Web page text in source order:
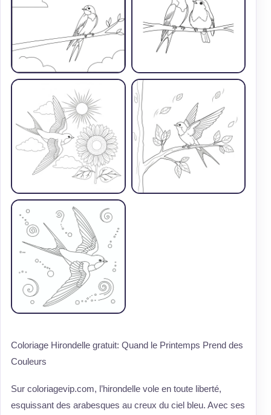
Coloriage Hirondelle gratuit: Quand le Printemps Prend des
Couleurs
Sur coloriagevip.com, l’hirondelle vole en toute liberté,
esquissant des arabesques au creux du ciel bleu. Avec ses